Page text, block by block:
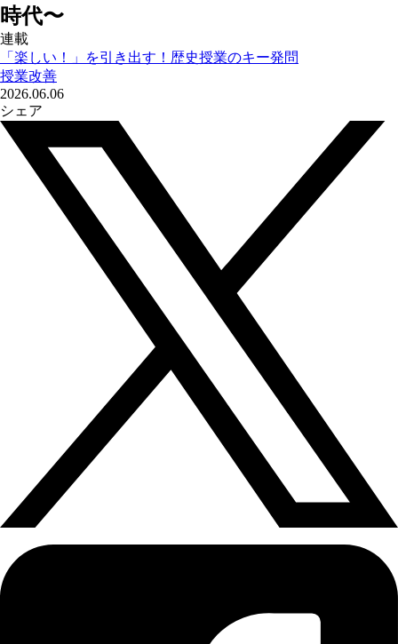
時代〜
連載
「楽しい！」を引き出す！歴史授業のキー発問
授業改善
2026.06.06
シェア